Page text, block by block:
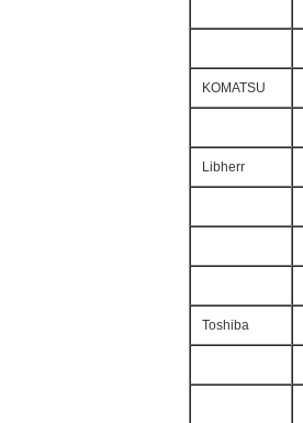
KOMATSU
Libherr
Toshiba